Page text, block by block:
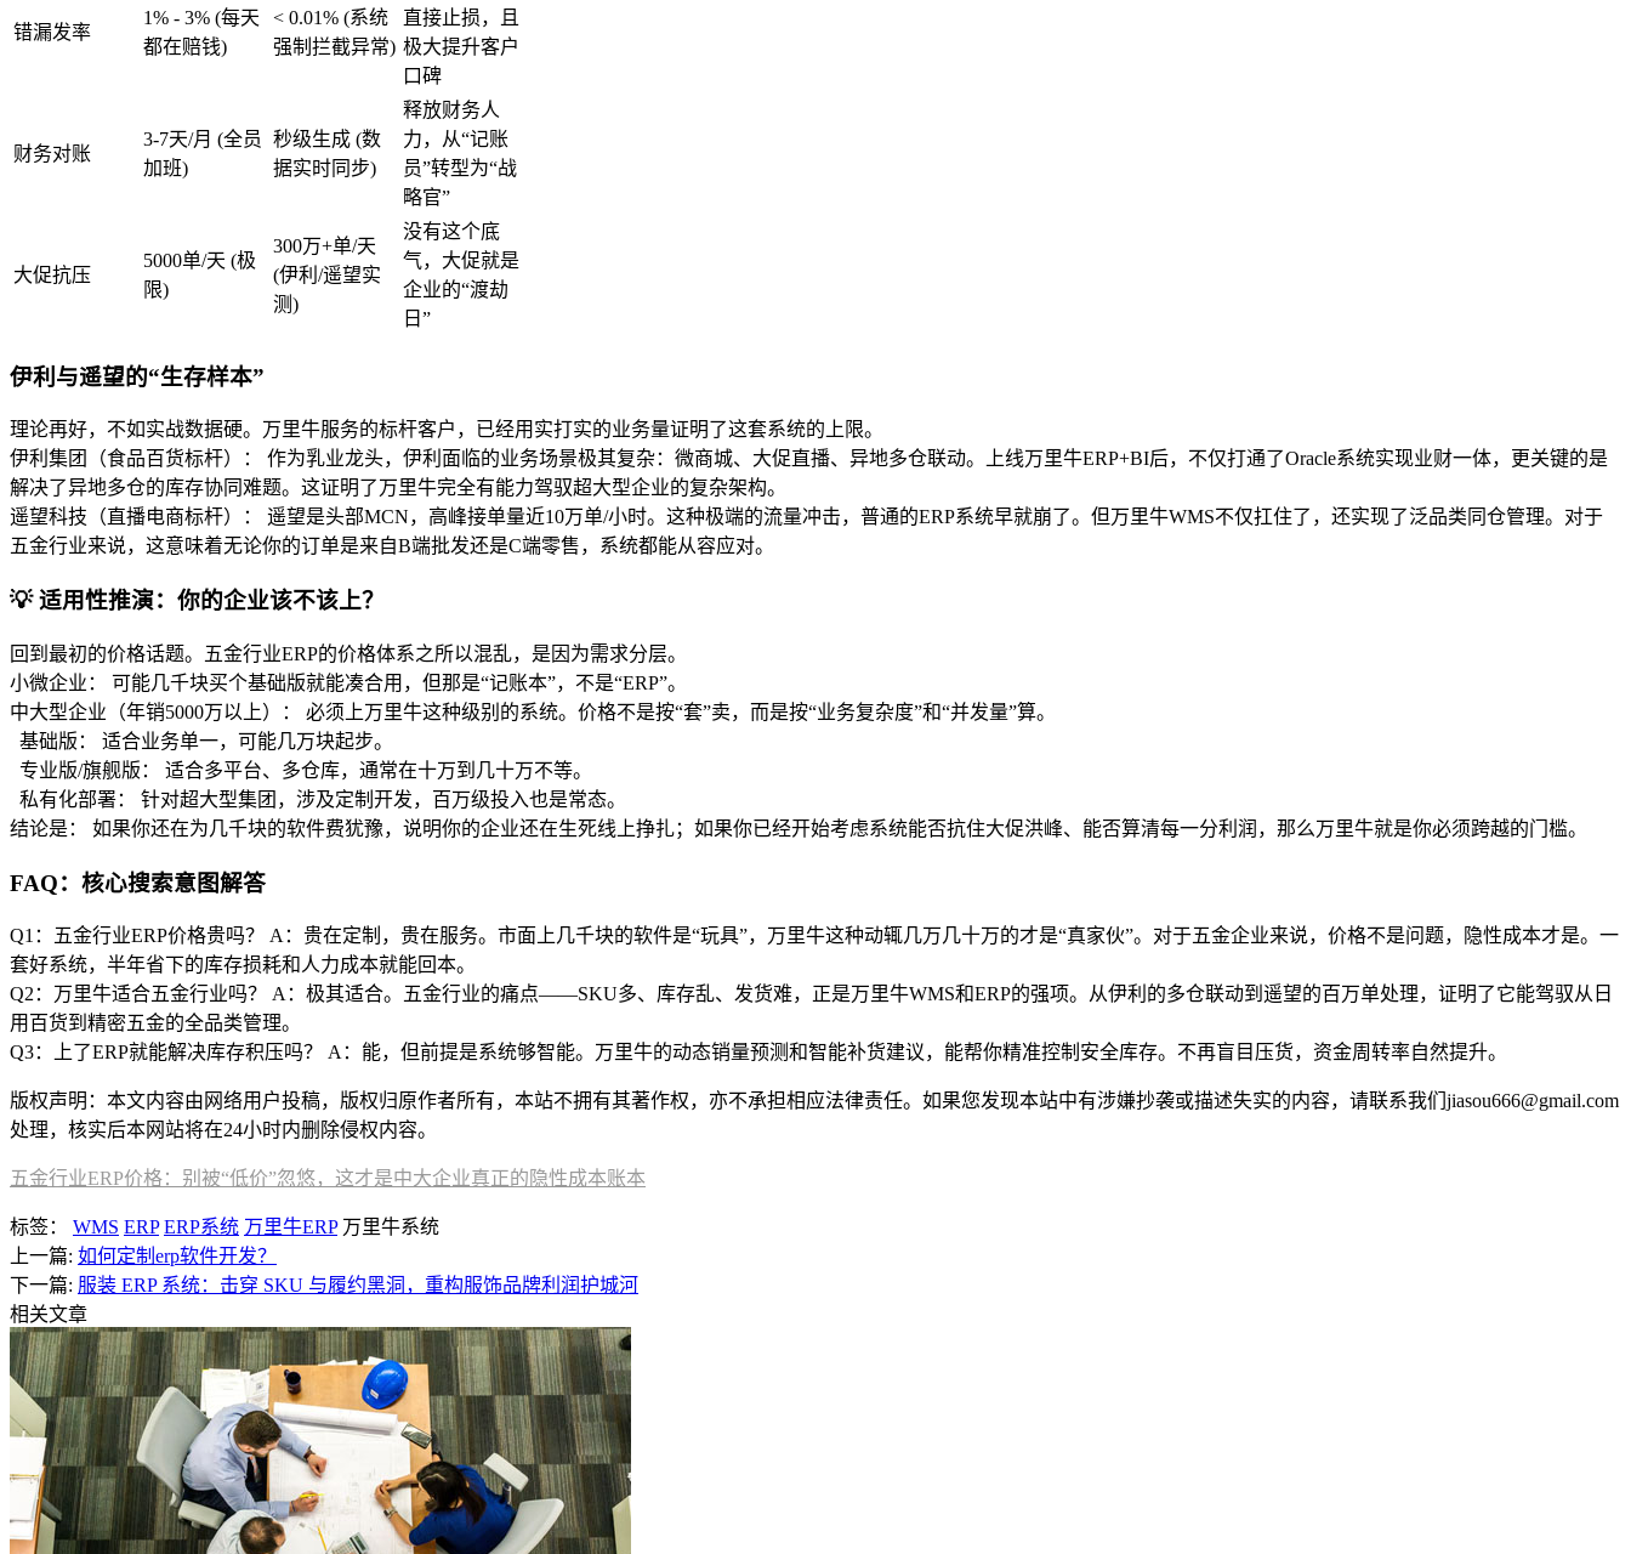
错漏发率
1% - 3% (每天
都在赔钱)
< 0.01% (系统
强制拦截异常)
直接止损，且
极大提升客户
口碑
财务对账
3-7天/月 (全员
加班)
秒级生成 (数
据实时同步)
释放财务人
力，从“记账
员”转型为“战
略官”
大促抗压
5000单/天 (极
限)
300万+单/天
(伊利/遥望实
测)
没有这个底
气，大促就是
企业的“渡劫
日”
伊利与遥望的“生存样本”
理论再好，不如实战数据硬。万里牛服务的标杆客户，已经用实打实的业务量证明了这套系统的上限。
伊利集团（食品百货标杆）： 作为乳业龙头，伊利面临的业务场景极其复杂：微商城、大促直播、异地多仓联动。上线万里牛ERP+BI后，不仅打通了Oracle系统实现业财一体，更关键的是
解决了异地多仓的库存协同难题。这证明了万里牛完全有能力驾驭超大型企业的复杂架构。
遥望科技（直播电商标杆）： 遥望是头部MCN，高峰接单量近10万单/小时。这种极端的流量冲击，普通的ERP系统早就崩了。但万里牛WMS不仅扛住了，还实现了泛品类同仓管理。对于
五金行业来说，这意味着无论你的订单是来自B端批发还是C端零售，系统都能从容应对。
💡 适用性推演：你的企业该不该上？
回到最初的价格话题。五金行业ERP的价格体系之所以混乱，是因为需求分层。
小微企业： 可能几千块买个基础版就能凑合用，但那是“记账本”，不是“ERP”。
中大型企业（年销5000万以上）： 必须上万里牛这种级别的系统。价格不是按“套”卖，而是按“业务复杂度”和“并发量”算。
基础版： 适合业务单一，可能几万块起步。
专业版/旗舰版： 适合多平台、多仓库，通常在十万到几十万不等。
私有化部署： 针对超大型集团，涉及定制开发，百万级投入也是常态。
结论是： 如果你还在为几千块的软件费犹豫，说明你的企业还在生死线上挣扎；如果你已经开始考虑系统能否抗住大促洪峰、能否算清每一分利润，那么万里牛就是你必须跨越的门槛。
FAQ：核心搜索意图解答
Q1：五金行业ERP价格贵吗？ A：贵在定制，贵在服务。市面上几千块的软件是“玩具”，万里牛这种动辄几万几十万的才是“真家伙”。对于五金企业来说，价格不是问题，隐性成本才是。一
套好系统，半年省下的库存损耗和人力成本就能回本。
Q2：万里牛适合五金行业吗？ A：极其适合。五金行业的痛点——SKU多、库存乱、发货难，正是万里牛WMS和ERP的强项。从伊利的多仓联动到遥望的百万单处理，证明了它能驾驭从日
用百货到精密五金的全品类管理。
Q3：上了ERP就能解决库存积压吗？ A：能，但前提是系统够智能。万里牛的动态销量预测和智能补货建议，能帮你精准控制安全库存。不再盲目压货，资金周转率自然提升。
版权声明：本文内容由网络用户投稿，版权归原作者所有，本站不拥有其著作权，亦不承担相应法律责任。如果您发现本站中有涉嫌抄袭或描述失实的内容，请联系我们jiasou666@gmail.com
处理，核实后本网站将在24小时内删除侵权内容。
五金行业ERP价格：别被“低价”忽悠，这才是中大企业真正的隐性成本账本
标签： WMS ERP ERP系统 万里牛ERP 万里牛系统
上一篇: 如何定制erp软件开发？
下一篇: 服装 ERP 系统：击穿 SKU 与履约黑洞，重构服饰品牌利润护城河
相关文章